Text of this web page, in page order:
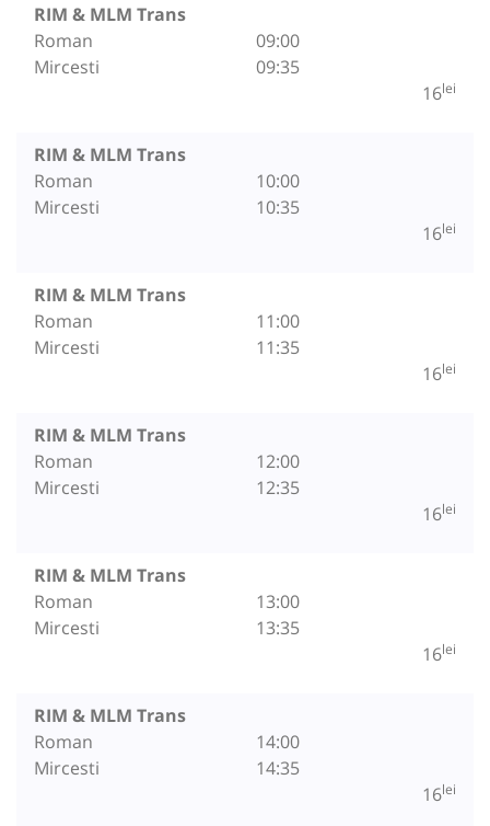
RIM & MLM Trans
Roman
Mircesti
09:00
09:35
16lei
RIM & MLM Trans
Roman
Mircesti
10:00
10:35
16lei
RIM & MLM Trans
Roman
Mircesti
11:00
11:35
16lei
RIM & MLM Trans
Roman
Mircesti
12:00
12:35
16lei
RIM & MLM Trans
Roman
Mircesti
13:00
13:35
16lei
RIM & MLM Trans
Roman
Mircesti
14:00
14:35
16lei